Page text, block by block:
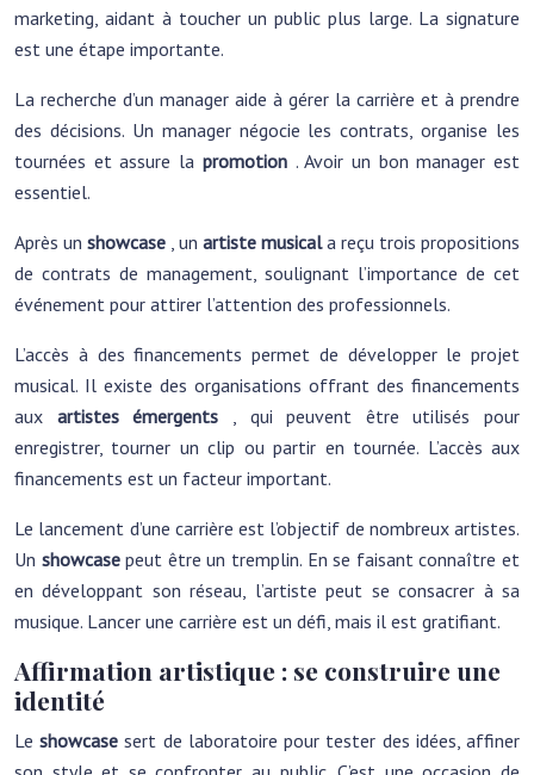
marketing, aidant à toucher un public plus large. La signature
est une étape importante.
La recherche d’un manager aide à gérer la carrière et à prendre
des décisions. Un manager négocie les contrats, organise les
tournées et assure la promotion . Avoir un bon manager est
essentiel.
Après un showcase , un artiste musicala reçu trois propositions
de contrats de management, soulignant l’importance de cet
événement pour attirer l’attention des professionnels.
L’accès à des financements permet de développer le projet
musical. Il existe des organisations offrant des financements
aux artistes émergents , qui peuvent être utilisés pour
enregistrer, tourner un clip ou partir en tournée. L’accès aux
financements est un facteur important.
Le lancement d’une carrière est l’objectif de nombreux artistes.
Un showcasepeut être un tremplin. En se faisant connaître et
en développant son réseau, l’artiste peut se consacrer à sa
musique. Lancer une carrière est un défi, mais il est gratifiant.
Affirmation artistique : se construire une
identité
Leshowcasesert de laboratoire pour tester des idées, affiner